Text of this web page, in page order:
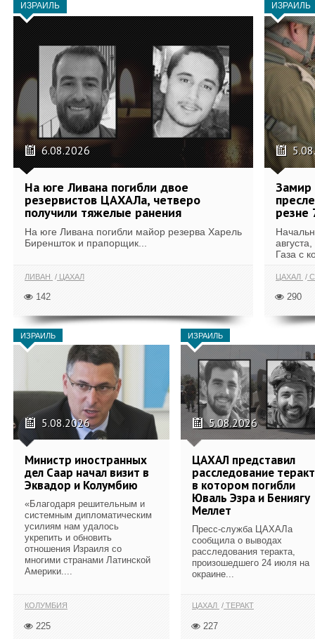
ИЗРАИЛЬ
6.08.2026
На юге Ливана погибли двое
резервистов ЦАХАЛа, четверо
получили тяжелые ранения
На юге Ливана погибли майор резерва Харель
Биреншток и прапорщик...
ЛИВАН ЦАХАЛ
142
ИЗРАИЛЬ
Замир
резне
Газа с
ЦАХАЛ
290
ИЗРАИЛЬ
5.08.2026
Министр иностранных
дел Саар начал визит в
Эквадор и Колумбию
«Благодаря решительным и
системным дипломатическим
усилиям нам удалось
укрепить и обновить
отношения Израиля со
многими странами Латинской
Америки....
КОЛУМБИЯ
225
ИЗРАИЛЬ
5.08.2026
ЦАХАЛ представил
расследование
в котором погибли
Юваль Эзра и Бениягу
Меллет
Пресс-служба ЦАХАЛа
сообщила о выводах
расследования теракта,
произошедшего 24 июля на
окраине...
ЦАХАЛ ТЕРАКТ
227